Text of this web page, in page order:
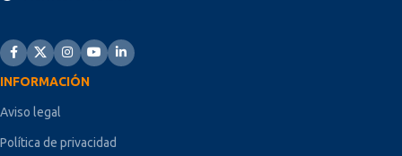
INFORMACIÓN
Aviso legal
Política de privacidad